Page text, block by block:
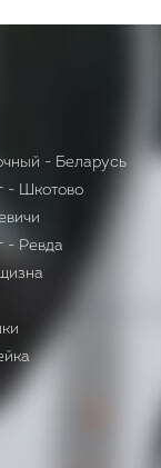
- Беларусь
- Шкотово
- Ревда